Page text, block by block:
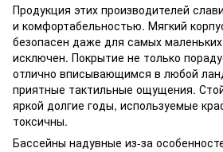
Продукция этих производителей
и комфортабельностью. Мягкий
безопасен даже для самых
исключен. Покрытие не только
отлично вписывающимся в любой
приятные тактильные ощущения.
яркой долгие годы, используемые
токсичны.
Бассейны надувные из-за